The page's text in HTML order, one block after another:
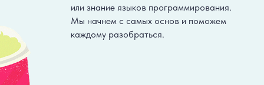
или знание языков программирования.
Мы начнем с самых основ и поможем
каждому разобраться.